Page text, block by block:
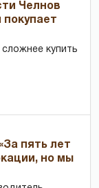
Челнов
покупает
купить
пять лет
но мы